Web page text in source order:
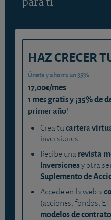
para ti
HAZ CRECER
Únete y ahorra un 35%
17,00€/mes
1 mes gratis y ¡35% de
primer año!
Crea tucartera
inversiones.
Recibe unarevista
Inversionesy otra
Suplemento de
Accede en la web a
(acciones, fondos,
modelos de